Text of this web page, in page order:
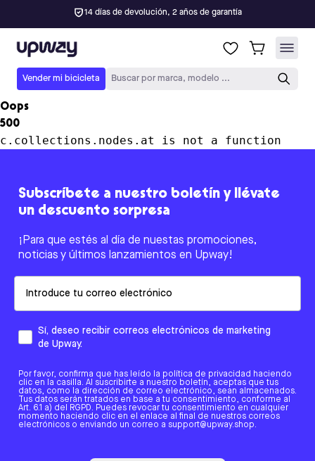
14 días de devolución, 2 años de garantía
Upway
Vender mi bicicleta Buscar por marca, modelo ...
Oops
500
c.collections.nodes.at is not a function
Subscríbete a nuestro boletín y llévate
un descuento sorpresa
¡Para que estés al día de nuestas promociones,
noticias y últimos lanzamientos en Upway!
Sí, deseo recibir correos electrónicos de marketing
de Upway.
Por favor, confirma que has leído la política de privacidad haciendo
clic en la casilla. Al suscribirte a nuestro boletín, aceptas que tus
datos, como la dirección de correo electrónico, sean almacenados.
Tus datos serán tratados en base a tu consentimiento, conforme al
Art. 6.1 a) del RGPD. Puedes revocar tu consentimiento en cualquier
momento haciendo clic en el enlace al final de nuestros correos
electrónicos o enviando un correo a support@upway.shop.